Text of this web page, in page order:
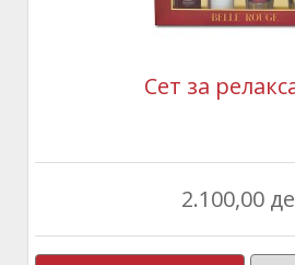
Сет за
2.100,00